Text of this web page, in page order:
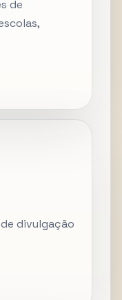
de
divulgação